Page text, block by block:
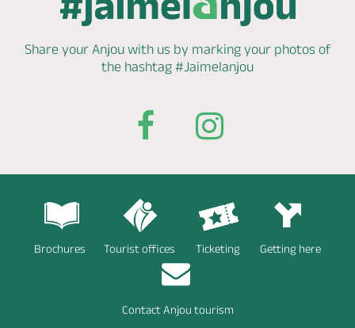
Share your Anjou with us by markingyour photos of
the hashtag #Jaimelanjou
Brochures Tourist offices Ticketing Getting here
Contact Anjou tourism